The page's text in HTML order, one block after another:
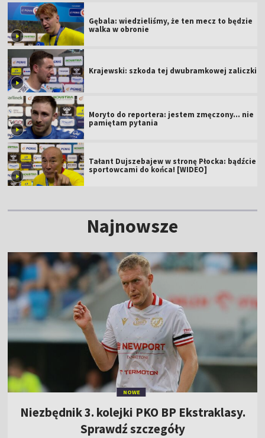
Gębala: wiedzieliśmy, że ten mecz to będzie
walka w obronie
Krajewski: szkoda tej dwubramkowej zaliczki
Moryto do reportera: jestem zmęczony... nie
pamiętam pytania
Tałant Dujszebajew w stronę Płocka: bądźcie
sportowcami do końca! [WIDEO]
Najnowsze
NOWE
Niezbędnik 3. kolejki PKO BP Ekstraklasy.
Sprawdź szczegóły